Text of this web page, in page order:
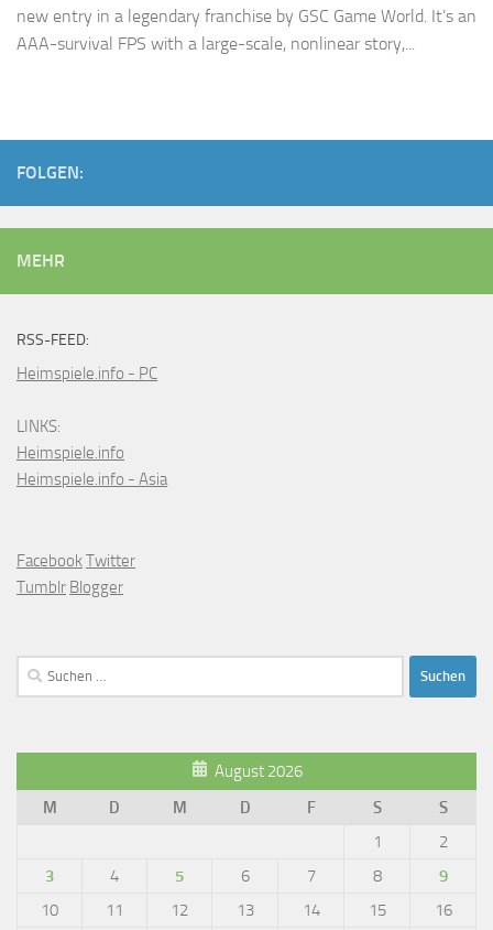
new entry in a legendary franchise by GSC Game World. It’s an
AAA-survival FPS with a large-scale, nonlinear story,...
FOLGEN:
MEHR
RSS-FEED:
Heimspiele.info - PC
LINKS:
Heimspiele.info
Heimspiele.info - Asia
FacebookTwitter
Tumblr Blogger
Suchen
nach:
August 2026
M
D M D F S
S
1
2
3
4 5 6 7 8
9
10
11 12 13 14 15
16